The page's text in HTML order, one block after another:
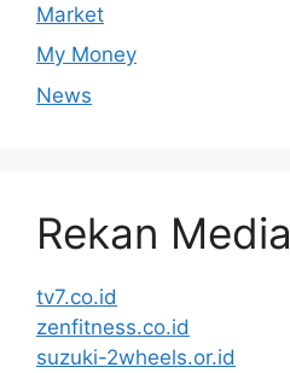
Market
My Money
News
Rekan Media
tv7.co.id
zenfitness.co.id
suzuki-2wheels.or.id